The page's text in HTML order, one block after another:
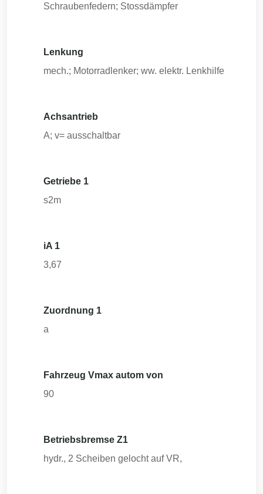
Schraubenfedern; Stossdämpfer
Lenkung
mech.; Motorradlenker; ww. elektr. Lenkhilfe
Achsantrieb
A; v= ausschaltbar
Getriebe 1
s2m
iA 1
3,67
Zuordnung 1
a
Fahrzeug Vmax autom von
90
Betriebsbremse Z1
hydr., 2 Scheiben gelocht auf VR,